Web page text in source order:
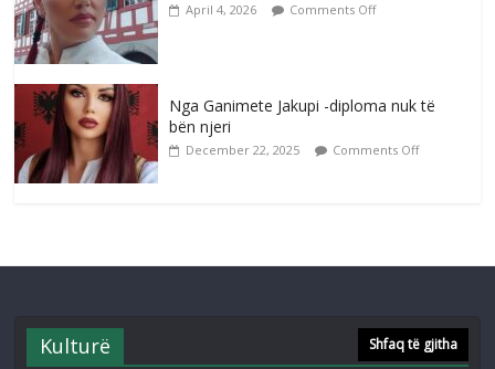
April 4, 2026 Comments Off
Nga Ganimete Jakupi -diploma nuk të
bën njeri
December 22, 2025 Comments Off
Kulturë Shfaq të gjitha